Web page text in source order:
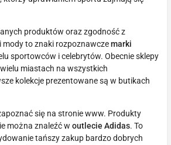
produktów oraz zgodność z
to znaki rozpoznawczemarki
sportowców i celebrytów. Obecnie sklepy
miastach na wszystkich
kolekcje prezentowane są w butikach
się na stronie www. Produkty
można znaleźć w outlecie Adidas. To
tańszy zakup bardzo dobrych